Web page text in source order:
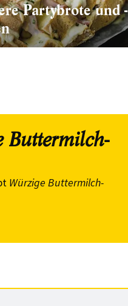
Partybrote und -
Buttermilch-
Würzige Buttermilch-